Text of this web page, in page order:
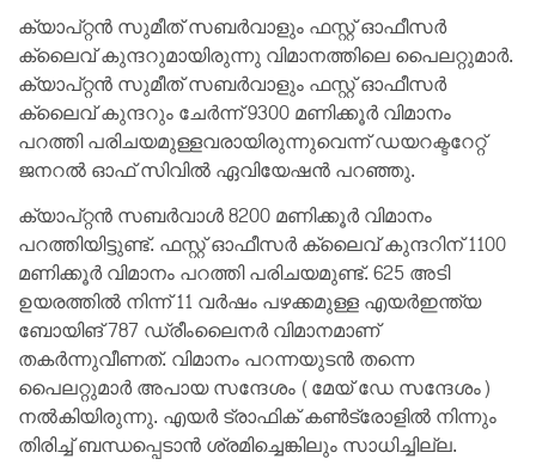
ക്യാപ്റ്റൻ സുമീത് സബർവാളും ഫസ്റ്റ് ഓഫീസർ
ക്ലൈവ് കുന്ദറുമായിരുന്നു വിമാനത്തിലെ പൈലറ്റുമാർ.
ക്യാപ്റ്റൻ സുമീത് സബർവാളും ഫസ്റ്റ് ഓഫീസർ
ക്ലൈവ് കുന്ദറും ചേർന്ന് 9300 മണിക്കൂർ വിമാനം
പറത്തി പരിചയമുള്ളവരായിരുന്നുവെന്ന് ഡയറക്ടറേറ്റ്
ജനറൽ ഓഫ് സിവിൽ ഏവിയേഷൻ പറഞ്ഞു.
ക്യാപ്റ്റൻ സബർവാൾ 8200 മണിക്കൂർ വിമാനം
പറത്തിയിട്ടുണ്ട്. ഫസ്റ്റ് ഓഫീസർ ക്ലൈവ് കുന്ദറിന് 1100
മണിക്കൂർ വിമാനം പറത്തി പരിചയമുണ്ട്. 625 അടി
ഉയരത്തിൽ നിന്ന് 11 വർഷം പഴക്കമുള്ള എയർഇന്ത്യ
ബോയിങ് 787 ഡ്രീംലൈനർ വിമാനമാണ്
തകർന്നുവീണത്. വിമാനം പറന്നയുടൻ തന്നെ
പൈലറ്റുമാർ അപായ സന്ദേശം (മേയ് ഡേ സന്ദേശം)
നൽകിയിരുന്നു. എയർ ട്രാഫിക് കണ്‍ട്രോളിൽ നിന്നും
തിരിച്ച് ബന്ധപ്പെടാൻ ശ്രമിച്ചെങ്കിലും സാധിച്ചില്ല.